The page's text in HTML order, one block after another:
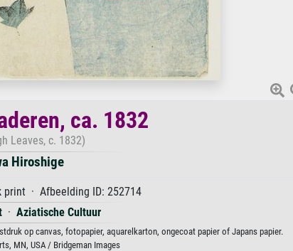
ca. 1832
Leaves, c. 1832)
Hiroshige
· Afbeelding ID: 252714
· Aziatische Cultuur
op canvas, fotopapier, aquarelkarton, ongecoat papier of Japans papier.
MN, USA / Bridgeman Images